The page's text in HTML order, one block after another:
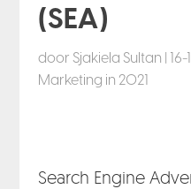
(SEA)
door Sjakiela Sultan |
Marketing in 2021
Search Engine